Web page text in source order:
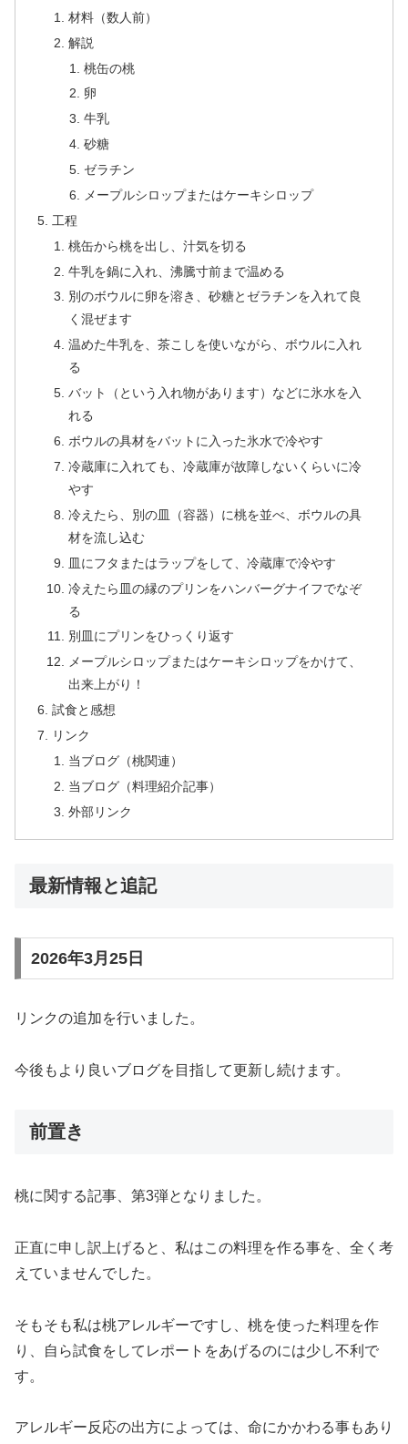
材料（数人前）
解説
桃缶の桃
卵
牛乳
砂糖
ゼラチン
メープルシロップまたはケーキシロップ
工程
桃缶から桃を出し、汁気を切る
牛乳を鍋に入れ、沸騰寸前まで温める
別のボウルに卵を溶き、砂糖とゼラチンを入れて良
く混ぜます
温めた牛乳を、茶こしを使いながら、ボウルに入れ
る
バット（という入れ物があります）などに氷水を入
れる
ボウルの具材をバットに入った氷水で冷やす
冷蔵庫に入れても、冷蔵庫が故障しないくらいに冷
やす
冷えたら、別の皿（容器）に桃を並べ、ボウルの具
材を流し込む
皿にフタまたはラップをして、冷蔵庫で冷やす
冷えたら皿の縁のプリンをハンバーグナイフでなぞ
る
別皿にプリンをひっくり返す
メープルシロップまたはケーキシロップをかけて、
出来上がり！
試食と感想
リンク
当ブログ（桃関連）
当ブログ（料理紹介記事）
外部リンク
最新情報と追記
2026年3月25日
リンクの追加を行いました。
今後もより良いブログを目指して更新し続けます。
前置き
桃に関する記事、第3弾となりました。
正直に申し訳上げると、私はこの料理を作る事を、全く考
えていませんでした。
そもそも私は桃アレルギーですし、桃を使った料理を作
り、自ら試食をしてレポートをあげるのには少し不利で
す。
アレルギー反応の出方によっては、命にかかわる事もあり